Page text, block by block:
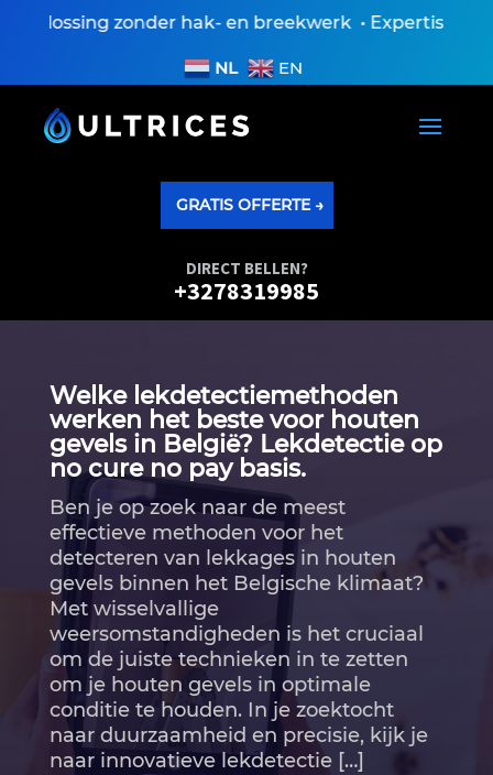
zonder hak- en breekwerk •
NL EN
GRATIS OFFERTE →
DIRECT BELLEN?
+3278319985
Welke lekdetectiemethoden
werken het beste voor houten
gevels in België? Lekdetectie op
no cure no pay basis.
Ben je op zoek naar de meest
effectieve methoden voor het
detecteren van lekkages in houten
gevels binnen het Belgische klimaat?
Met wisselvallige
weersomstandigheden is het cruciaal
om de juiste technieken in te zetten
om je houten gevels in optimale
conditie te houden.​ In je zoektocht
naar duurzaamheid en precisie, kijk je
naar innovatieve lekdetectie […]